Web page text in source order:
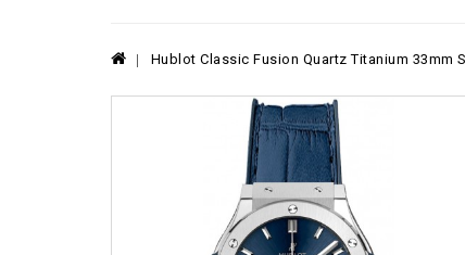
Hublot Classic Fusion Quartz Titanium 33mm